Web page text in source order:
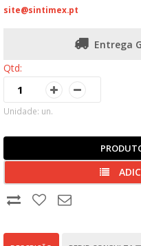
site@sintimex.pt
Entrega
Qtd:
Unidade: un.